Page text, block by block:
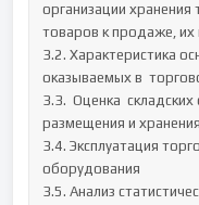
организации хранения
товаров к продаже, их
3.2. Характеристика
оказываемых в
3.3.  Оценка
размещения и
3.4. Эксплуатация
оборудования
3.5. Анализ